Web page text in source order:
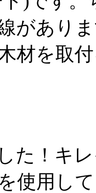
があり
材を取
た！キ
使用し